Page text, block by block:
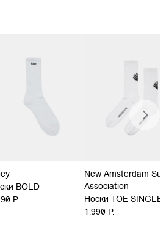
BOLD
Р.
New Amsterdam
Association
Носки TOE SINGLE
1.990 Р.